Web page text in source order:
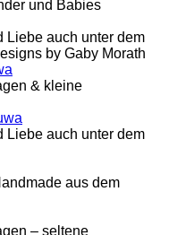
und Babies
Liebe auch unter dem
by Gaby Morath
& kleine
Liebe auch unter dem
aus dem
– seltene